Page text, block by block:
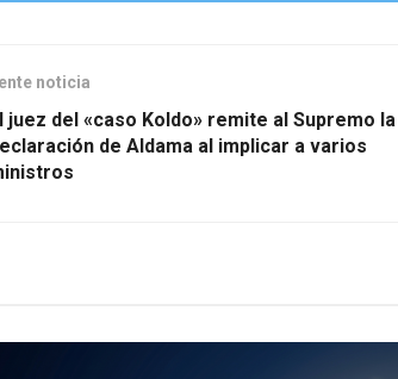
noticia
juez del «caso Koldo» remite al Supremo la
de Aldama al implicar a varios